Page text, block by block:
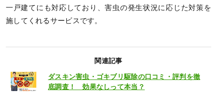
一戸建てにも対応しており、害虫の発生状況に応じた対策を
施してくれるサービスです。
関連記事
ダスキン害虫・ゴキブリ駆除の口コミ・評判を徹
底調査！ 効果なしって本当？